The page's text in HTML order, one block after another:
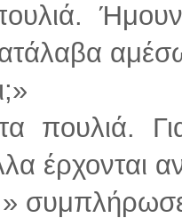
πουλιά.
έρχονται